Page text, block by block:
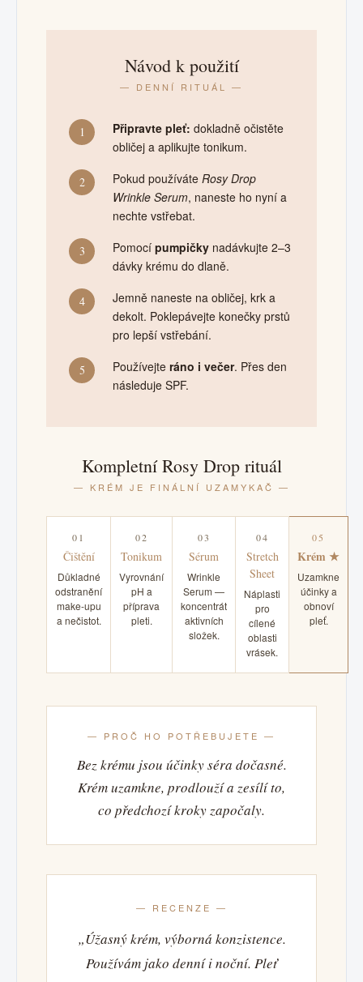
Návod k použití
— DENNÍ RITUÁL —
1 Připravte pleť: dokladně očistěte
obličej a aplikujte tonikum.
2 Pokud používáte Rosy Drop
Wrinkle Serum, naneste ho nyní a
nechte vstřebat.
3 Pomocí pumpičky nadávkujte 2–3
dávky krému do dlaně.
4
Jemně naneste na obličej, krk a
dekolt. Poklepávejte konečky prstů
pro lepší vstřebání.
5 Používejte ráno i večer. Přes den
následuje SPF.
Kompletní Rosy Drop rituál
— KRÉM JE FINÁLNÍ UZAMYKAČ —
01
Čištění
Důkladné
odstranění
make-upu
a nečistot.
02
Tonikum
Vyrovnání
pH a
příprava
pleti.
03
Sérum
Wrinkle
Serum —
koncentrát
aktivních
složek.
04
Stretch
Sheet
Náplasti
pro
cílené
oblasti
vrásek.
05
Krém ★
Uzamkne
účinky a
obnoví
pleť.
— PROČ HO POTŘEBUJETE —
Bez krému jsou účinky séra dočasné.
Krém uzamkne, prodlouží a zesílí to,
co předchozí kroky započaly.
— RECENZE —
„Úžasný krém, výborná konzistence.
Používám jako denní i noční. Pleť